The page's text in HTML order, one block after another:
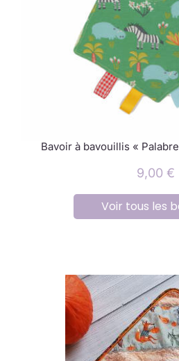
Bavoir à bavouillis «
9,00 €
Voir tous les